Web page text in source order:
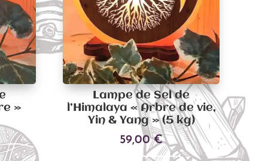
»
Lampe de Sel de
l’Himalaya « Arbre de vie,
Yin & Yang » (5 kg)
59,00€